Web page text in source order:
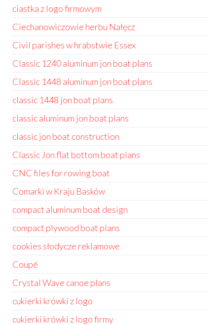
ciastka z logo firmowym
Ciechanowiczowie herbu Nałęcz
Civil parishes w hrabstwie Essex
Classic 1240 aluminum jon boat plans
Classic 1448 aluminum jon boat plans
classic 1448 jon boat plans
classic aluminum jon boat plans
classic jon boat construction
Classic Jon flat bottom boat plans
CNC files for rowing boat
Comarki w Kraju Basków
compact aluminum boat design
compact plywood boat plans
cookies słodycze reklamowe
Coupé
Crystal Wave canoe plans
cukierki krówki z logo
cukierki krówki z logo firmy